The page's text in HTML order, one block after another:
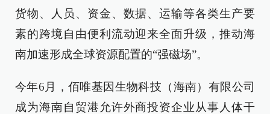
货物、人员、资金、数据、运输等各类生产要
素的跨境自由便利流动迎来全面升级，推动海
南加速形成全球资源配置的“强磁场”。
今年6月，佰唯基因生物科技（海南）有限公司
成为海南自贸港允许外商投资企业从事人体干